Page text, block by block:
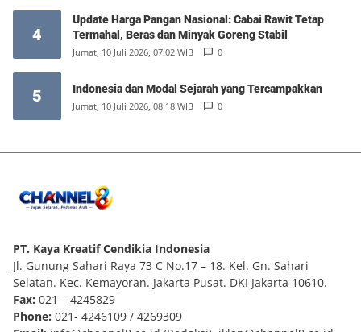
4
Update Harga Pangan Nasional: Cabai Rawit Tetap
Termahal, Beras dan Minyak Goreng Stabil
Jumat, 10 Juli 2026, 07:02 WIB 0
5 Indonesia dan Modal Sejarah yang Tercampakkan
Jumat, 10 Juli 2026, 08:18 WIB 0
PT. Kaya Kreatif Cendikia Indonesia
Jl. Gunung Sahari Raya 73 C No.17 – 18. Kel. Gn. Sahari
Selatan. Kec. Kemayoran. Jakarta Pusat. DKI Jakarta 10610.
Fax: 021 – 4245829
Phone: 021- 4246109 / 4269309